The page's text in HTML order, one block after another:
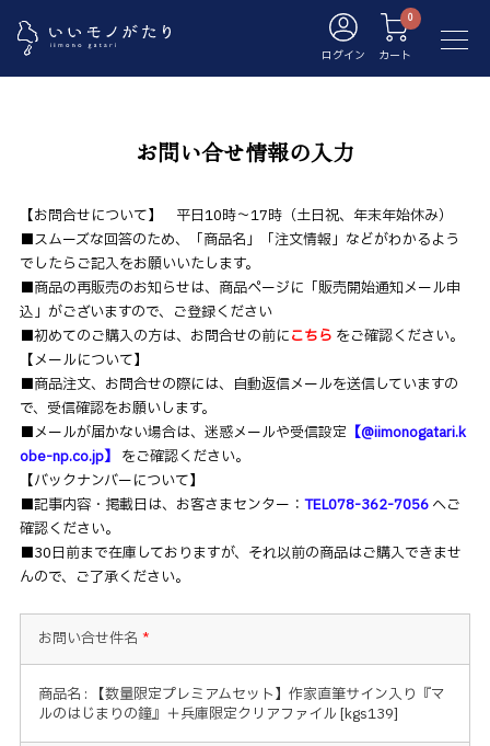
ログイン カート
お問い合せ情報の入力
【お問合せについて】 平日10時～17時（土日祝、年末年始休み）
■スムーズな回答のため、「商品名」「注文情報」などがわかるよう
でしたらご記入をお願いいたします。
■商品の再販売のお知らせは、商品ページに「販売開始通知メール申
込」がございますので、ご登録ください
■初めてのご購入の方は、お問合せの前にこちら をご確認ください。
【メールについて】
■商品注文、お問合せの際には、自動返信メールを送信していますの
で、受信確認をお願いします。
■メールが届かない場合は、迷惑メールや受信設定 【@iimonogatari.k
obe-np.co.jp】 をご確認ください。
【バックナンバーについて】
■記事内容・掲載日は、お客さまセンター： TEL078-362-7056 へご
確認ください。
■30日前まで在庫しておりますが、それ以前の商品はご購入できませ
んので、ご了承ください。
お問い合せ件名 *
商品名 : 【数量限定プレミアムセット】作家直筆サイン入り『マ
ルのはじまりの鐘』＋兵庫限定クリアファイル [kgs139]